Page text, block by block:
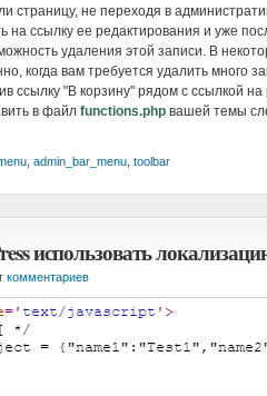
страницу, не переходя в
на ссылку ее редактирования и уже
удаления этой записи. В
когда вам требуется удалить много
ссылку "В корзину" рядом с ссылкой
в файл functions.php вашей темы
admin_bar_menu toolbar
использовать
комментариев